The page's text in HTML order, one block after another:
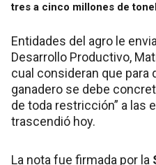
tres a cinco millones de
Entidades del agro le
Desarrollo Productivo,
cual consideran que para
ganadero se debe
de toda restricción” a las
trascendió hoy.
La nota fue firmada por la